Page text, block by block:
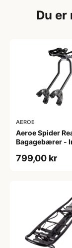
Du er
AEROE
Aeroe Spider
Bagagebærer -
799,00 kr